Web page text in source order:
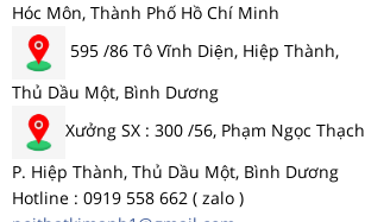
Hóc Môn, Thành Phố Hồ Chí Minh
595 /86 Tô Vĩnh Diện, Hiệp Thành,
Thủ Dầu Một, Bình Dương
Xưởng SX : 300 /56, Phạm Ngọc Thạch
P. Hiệp Thành, Thủ Dầu Một, Bình Dương
Hotline : 0919 558 662 ( zalo )